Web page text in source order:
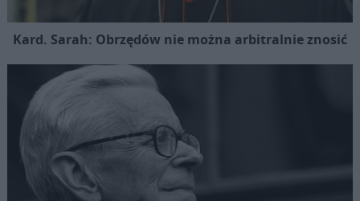
Kard. Sarah: Obrzędów nie można arbitralnie znosić